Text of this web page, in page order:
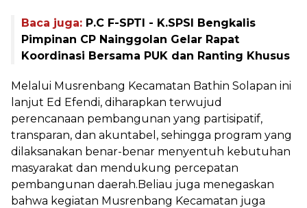
Baca juga: P.C F-SPTI - K.SPSI Bengkalis
Pimpinan CP Nainggolan Gelar Rapat
Koordinasi Bersama PUK dan Ranting Khusus
Melalui Musrenbang Kecamatan Bathin Solapan ini
lanjut Ed Efendi, diharapkan terwujud
perencanaan pembangunan yang partisipatif,
transparan, dan akuntabel, sehingga program yang
dilaksanakan benar-benar menyentuh kebutuhan
masyarakat dan mendukung percepatan
pembangunan daerah.Beliau juga menegaskan
bahwa kegiatan Musrenbang Kecamatan juga